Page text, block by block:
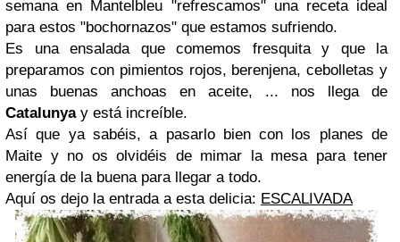
semana en Mantelbleu "refrescamos" una receta ideal
para estos "bochornazos" que estamos sufriendo.
Es una ensalada que comemos fresquita y que la
preparamos con pimientos rojos, berenjena, cebolletas y
unas buenas anchoas en aceite, ... nos llega de
Catalunyay está increíble.
Así que ya sabéis, a pasarlo bien con los planes de
Maite y no os olvidéis de mimar la mesa para tener
energía de la buena para llegar a todo.
Aquí os dejo la entrada a esta delicia: ESCALIVADA